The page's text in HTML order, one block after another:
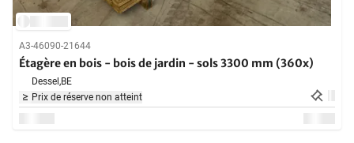
A3-46090-21644
Étagère en bois - bois de jardin - sols 3300 mm (360x)
Dessel,BE
Prix de réserve non atteint